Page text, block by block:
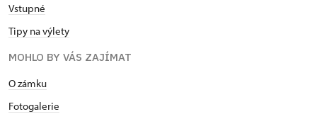
Vstupné
Tipy na výlety
MOHLO BY VÁS ZAJÍMAT
O zámku
Fotogalerie